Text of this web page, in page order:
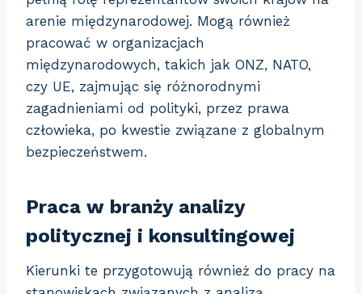
arenie międzynarodowej. Mogą również
pracować w organizacjach
międzynarodowych, takich jak ONZ, NATO,
czy UE, zajmując się różnorodnymi
zagadnieniami od polityki, przez prawa
człowieka, po kwestie związane z globalnym
bezpieczeństwem.
Praca w branży analizy
politycznej i konsultingowej
Kierunki te przygotowują również do pracy na